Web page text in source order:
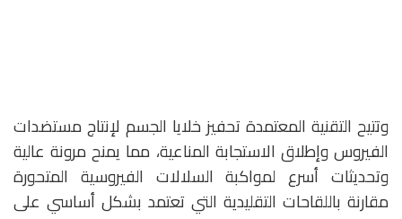
وتتيح التقنية المعتمدة تحفيز خلايا الجسم لإنتاج مستضدات
الفيروس وإطلاق الاستجابة المناعية، مما يمنح مرونة عالية
وتحديثات أسرع لمواكبة السلالات الفيروسية المتحورة
مقارنة باللقاحات التقليدية التي تعتمد بشكل أساسي على